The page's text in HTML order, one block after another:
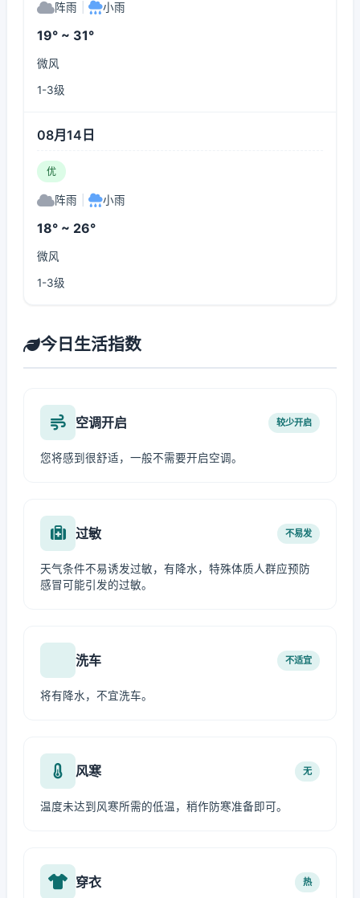
阵雨 小雨
19° ~ 31°
微风
1-3级
08月14日
优
阵雨 小雨
18° ~ 26°
微风
1-3级
今日生活指数
空调开启 较少开启
您将感到很舒适，一般不需要开启空调。
过敏 不易发
天气条件不易诱发过敏，有降水，特殊体质人群应预防
感冒可能引发的过敏。
洗车 不适宜
将有降水，不宜洗车。
风寒 无
温度未达到风寒所需的低温，稍作防寒准备即可。
穿衣 热